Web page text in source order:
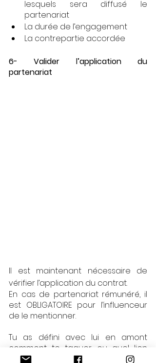
lesquels sera diffusé le
partenariat
La durée de l’engagement
La contrepartie accordée
6- Valider l’application du
partenariat
Il est maintenant nécessaire de
vérifier l’application du contrat.
En cas de partenariat rémunéré, il
est OBLIGATOIRE pour l’influenceur
de le mentionner.
Tu as défini avec lui en amont
comment te taguer ou quel lien
mettre en avant lors de ses